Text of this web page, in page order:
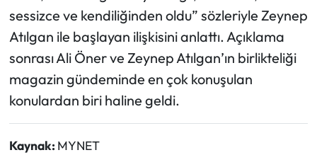
sessizce ve kendiliğinden oldu” sözleriyle Zeynep
Atılgan ile başlayan ilişkisini anlattı. Açıklama
sonrası Ali Öner ve Zeynep Atılgan’ın birlikteliği
magazin gündeminde en çok konuşulan
konulardan biri haline geldi.
Kaynak: MYNET